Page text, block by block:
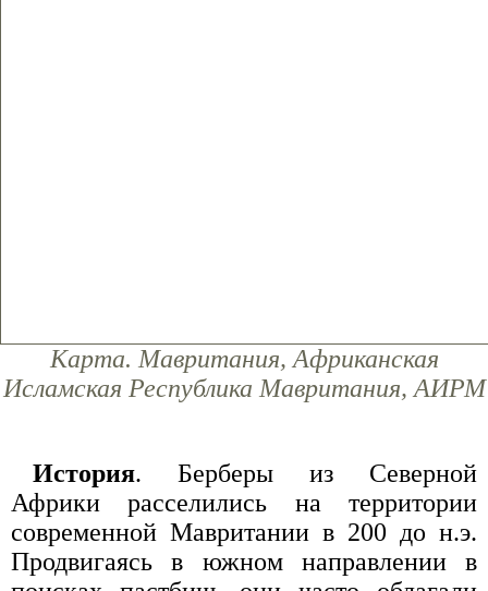
Карта. Мавритания, Африканская
Исламская Республика Мавритания, АИРМ
История. Берберы из Северной
Африки расселились на территории
современной Мавритании в 200 до н.э.
Продвигаясь в южном направлении в